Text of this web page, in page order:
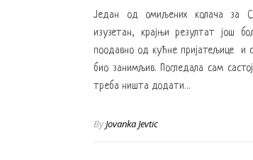
Један од омиљених колача за
изузетан, крајњи резултат још
поодавно од кућне пријатељице и
био занимљив. Погледала сам
треба ништа додати…
ByJovanka Jevtic